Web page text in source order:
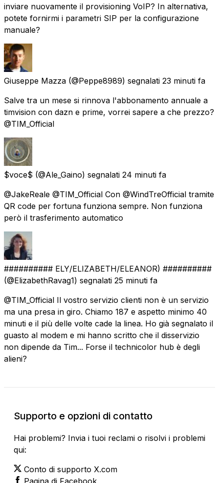
inviare nuovamente il provisioning VoIP? In alternativa,
potete fornirmi i parametri SIP per la configurazione
manuale?
Giuseppe Mazza (@Peppe8989) segnalati 23 minuti fa
Salve tra un mese si rinnova l'abbonamento annuale a
timvision con dazn e prime, vorrei sapere a che prezzo?
@TIM_Official
$voce$ (@Ale_Gaino) segnalati 24 minuti fa
@JakeReale @TIM_Official Con @WindTreOfficial tramite
QR code per fortuna funziona sempre. Non funziona
però il trasferimento automatico
########## ELY/ELIZABETH/ELEANOR) ##########
(@ElizabethRavag1) segnalati 25 minuti fa
@TIM_Official Il vostro servizio clienti non è un servizio
ma una presa in giro. Chiamo 187 e aspetto minimo 40
minuti e il più delle volte cade la linea. Ho già segnalato il
guasto al modem e mi hanno scritto che il disservizio
non dipende da Tim... Forse il technicolor hub è degli
alieni?
Supporto e opzioni di contatto
Hai problemi? Invia i tuoi reclami o risolvi i problemi
qui:
Conto di supporto X.com
Pagina di Facebook